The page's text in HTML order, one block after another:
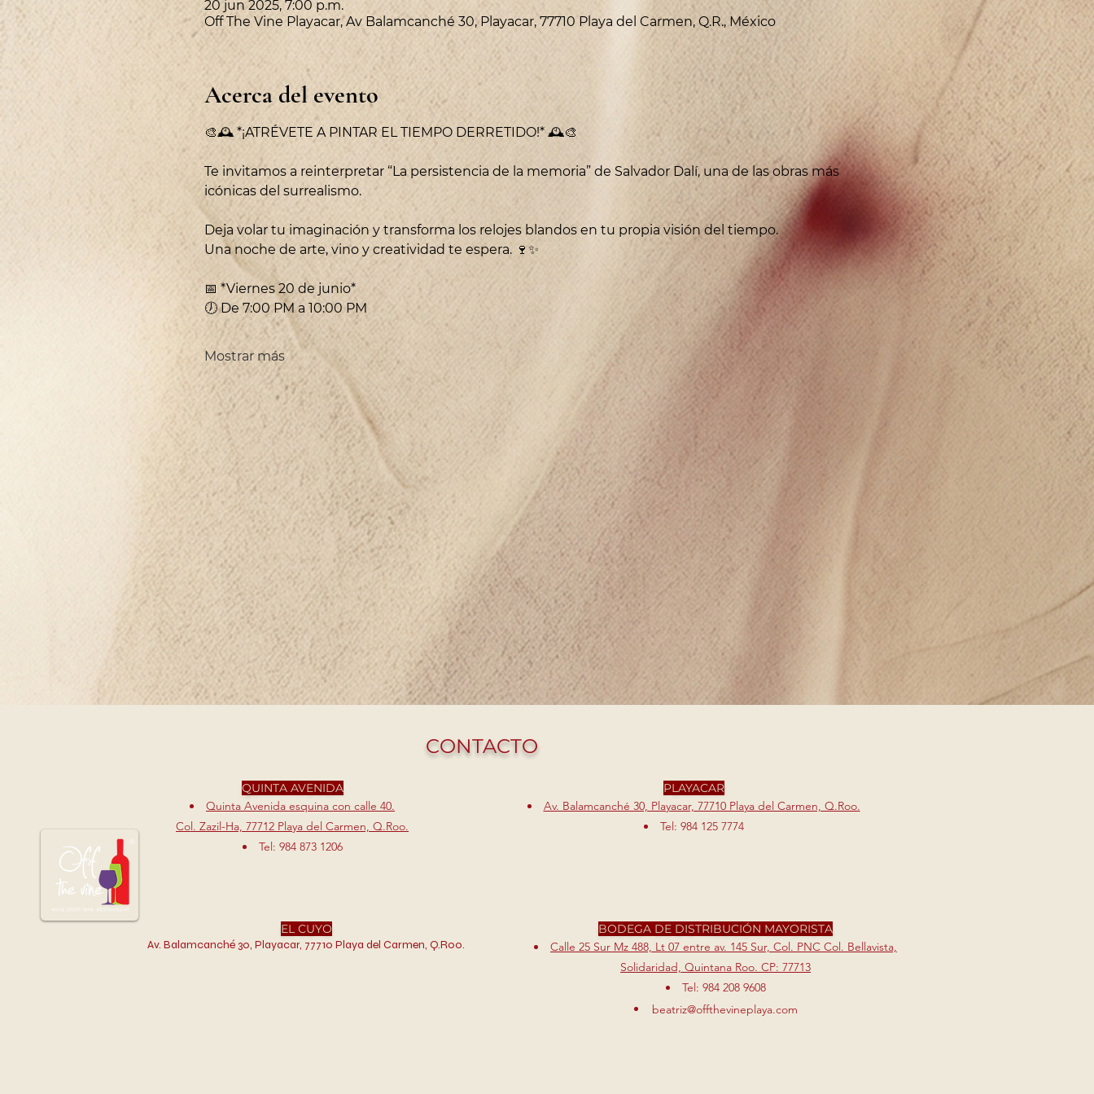
20 jun 2025, 7:00 p.m.
Off The Vine Playacar, Av Balamcanché 30, Playacar, 77710 Playa del Carmen, Q.R., México
Acerca del evento
🎨🕰️ *¡ATRÉVETE A PINTAR EL TIEMPO DERRETIDO!* 🕰️🎨
Te invitamos a reinterpretar “La persistencia de la memoria” de Salvador Dalí, una de las obras más
icónicas del surrealismo.
Deja volar tu imaginación y transforma los relojes blandos en tu propia visión del tiempo.
Una noche de arte, vino y creatividad te espera. 🍷✨
📅 *Viernes 20 de junio*
🕖 De 7:00 PM a 10:00 PM
Mostrar más
CONTACTO
QUINTA AVENIDA
Quinta Avenida esquina con calle 40.
Col. Zazil-Ha, 77712 Playa del Carmen, Q.Roo.
Tel: 984 873 1206
PLAYACAR
Av. Balamcanché 30, Playacar, 77710 Playa del Carmen, Q.Roo.
Tel: 984 125 7774
EL CUYO
Av. Balamcanché 30, Playacar, 77710 Playa del Carmen, Q.Roo.
BODEGA DE DISTRIBUCIÓN MAYORISTA
Calle 25 Sur Mz 488, Lt 07 entre av. 145 Sur, Col. PNC Col. Bellavista,
Solidaridad, Quintana Roo. CP: 77713​
Tel: 984 208 9608
beatriz@offthevineplaya.com